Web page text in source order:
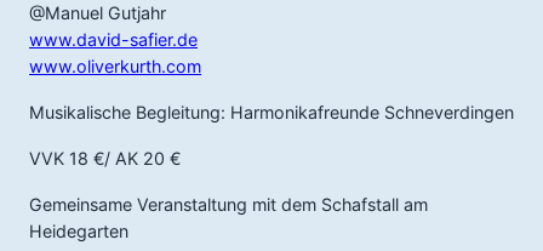
@Manuel Gutjahr
www.david-safier.de
www.oliverkurth.com
Musikalische Begleitung: Harmonikafreunde Schneverdingen
VVK 18 €/ AK 20 €
Gemeinsame Veranstaltung mit dem Schafstall am
Heidegarten